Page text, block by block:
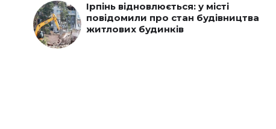
Ірпінь відновлюється: у місті
повідомили про стан будівництва
житлових будинків